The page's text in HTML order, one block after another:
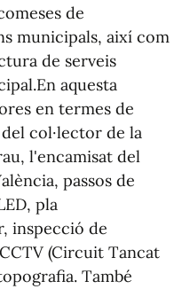
de
municipals, així com
de serveis
aquesta
en termes de
col·lector de la
l'encamisat del
passos de
pla
inspecció de
(Circuit Tancat
També